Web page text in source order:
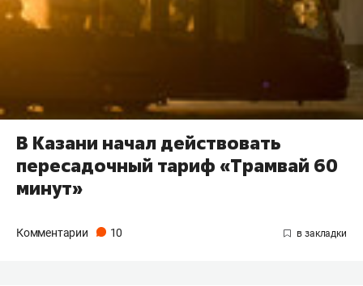
В Казани начал действовать
пересадочный тариф «Трамвай 60
минут»
Комментарии 10